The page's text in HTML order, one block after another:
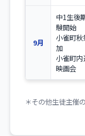
9月
中1生後
験開始
小雀町
加
小雀町
映画会
＊その他生徒主催